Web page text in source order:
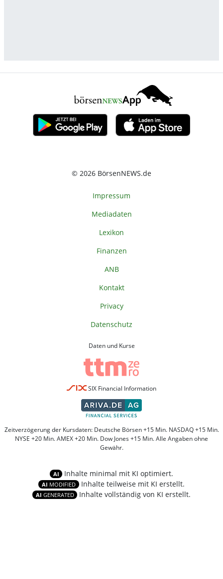
© 2026 BörsenNEWS.de
Impressum
Mediadaten
Lexikon
Finanzen
ANB
Kontakt
Privacy
Datenschutz
Daten und Kurse
SIX Financial Information
Zeitverzögerung der Kursdaten: Deutsche Börsen +15 Min. NASDAQ +15 Min.
NYSE +20 Min. AMEX +20 Min. Dow Jones +15 Min. Alle Angaben ohne
Gewähr.
AI Inhalte minimal mit KI optimiert.
AI MODIFIED Inhalte teilweise mit KI erstellt.
AI GENERATED Inhalte vollständig von KI erstellt.